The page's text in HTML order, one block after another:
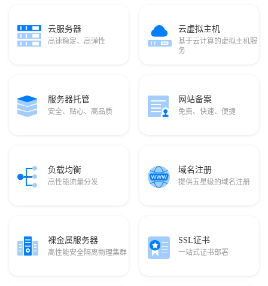
云服务器
高速稳定、高弹性
云虚拟主机
基于云计算的虚拟主机服
务
服务器托管
安全、贴心、高品质
网站备案
免费、快速、便捷
负载均衡
高性能流量分发
域名注册
提供五星级的域名注册
裸金属服务器
高性能安全隔离物理集群
SSL证书
一站式证书部署